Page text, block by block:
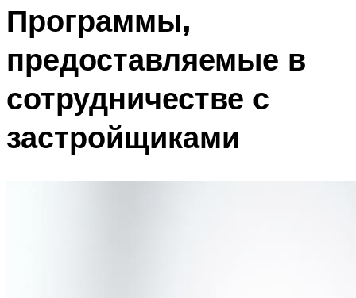
Программы,
предоставляемые в
сотрудничестве с
застройщиками